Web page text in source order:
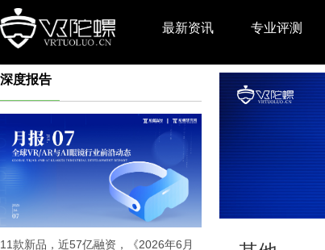
最新资讯 专业评测
深度报告
11款新品，近57亿融资，《2026年6月